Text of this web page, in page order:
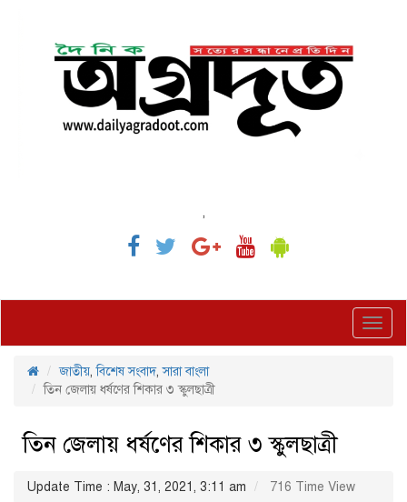
,
জাতীয়,বিশেষ সংবাদ,সারা বাংলা
তিন জেলায় ধর্ষণের শিকার ৩ স্কুলছাত্রী
তিন জেলায় ধর্ষণের শিকার ৩ স্কুলছাত্রী
Update Time : May, 31, 2021, 3:11 am 716 Time View